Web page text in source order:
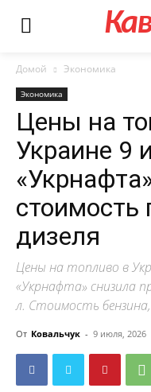
Домой Экономика
Экономика
Цены на
Украине 9
стоимость
дизеля
Цены на топливо в
«Укрнафта» снизила
л. Стоимость бензина,
От Ковальчук - 9 июля, 2026